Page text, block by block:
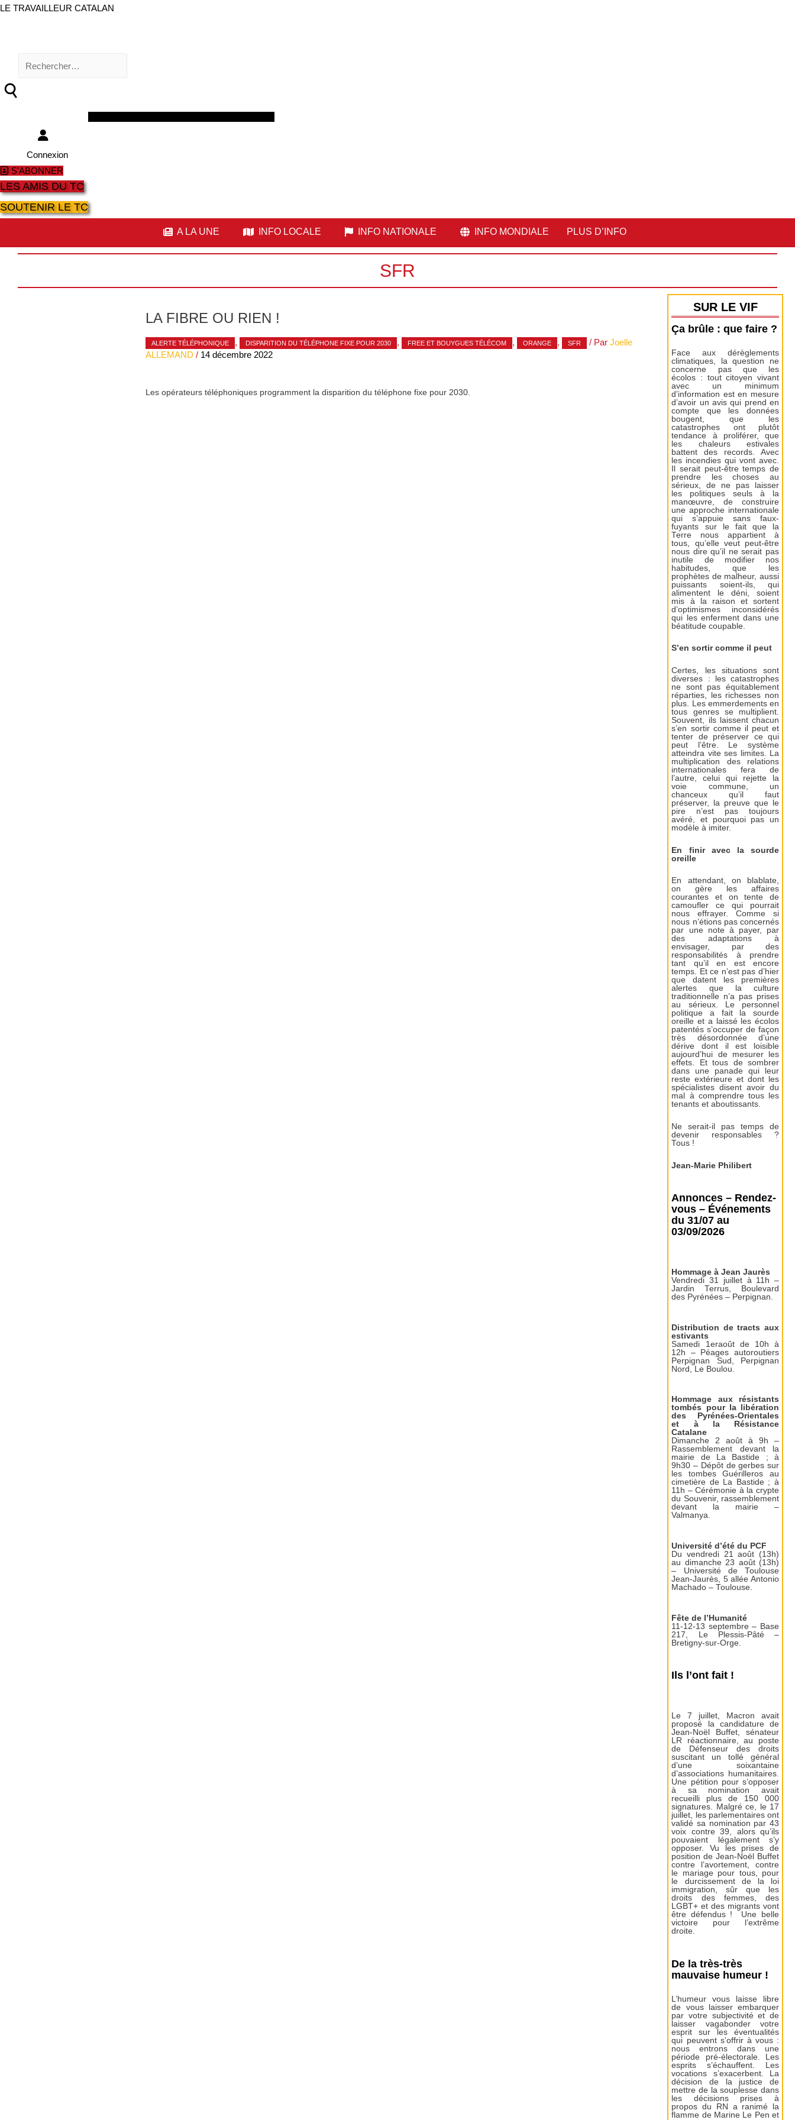
LE TRAVAILLEUR CATALAN
Rechercher :
Connexion
S'ABONNER
LES AMIS DU TC
SOUTENIR LE TC
A LA UNE INFO LOCALE INFO NATIONALE INFO MONDIALE PLUS D’INFO
SFR
LA FIBRE OU RIEN !
ALERTE TÉLÉPHONIQUE , DISPARITION DU TÉLÉPHONE FIXE POUR 2030 , FREE ET BOUYGUES TÉLÉCOM , ORANGE , SFR / Par Joelle
ALLEMAND / 14 décembre 2022
Les opérateurs téléphoniques programment la disparition du téléphone fixe pour 2030.
SUR LE VIF
Ça brûle : que faire ?
Face aux dérèglements
climatiques, la question ne
concerne pas que les
écolos : tout citoyen vivant
avec un minimum
d’information est en mesure
d’avoir un avis qui prend en
compte que les données
bougent, que les
catastrophes ont plutôt
tendance à proliférer, que
les chaleurs estivales
battent des records. Avec
les incendies qui vont avec.
Il serait peut-être temps de
prendre les choses au
sérieux, de ne pas laisser
les politiques seuls à la
manœuvre, de construire
une approche internationale
qui s’appuie sans faux-
fuyants sur le fait que la
Terre nous appartient à
tous, qu’elle veut peut-être
nous dire qu’il ne serait pas
inutile de modifier nos
habitudes, que les
prophètes de malheur, aussi
puissants soient-ils, qui
alimentent le déni, soient
mis à la raison et sortent
d’optimismes inconsidérés
qui les enferment dans une
béatitude coupable.
S’en sortir comme il peut
Certes, les situations sont
diverses : les catastrophes
ne sont pas équitablement
réparties, les richesses non
plus. Les emmerdements en
tous genres se multiplient.
Souvent, ils laissent chacun
s’en sortir comme il peut et
tenter de préserver ce qui
peut l’être. Le système
atteindra vite ses limites. La
multiplication des relations
internationales fera de
l’autre, celui qui rejette la
voie commune, un
chanceux qu’il faut
préserver, la preuve que le
pire n’est pas toujours
avéré, et pourquoi pas un
modèle à imiter.
En finir avec la sourde
oreille
En attendant, on blablate,
on gère les affaires
courantes et on tente de
camoufler ce qui pourrait
nous effrayer. Comme si
nous n’étions pas concernés
par une note à payer, par
des adaptations à
envisager, par des
responsabilités à prendre
tant qu’il en est encore
temps. Et ce n’est pas d’hier
que datent les premières
alertes que la culture
traditionnelle n’a pas prises
au sérieux. Le personnel
politique a fait la sourde
oreille et a laissé les écolos
patentés s’occuper de façon
très désordonnée d’une
dérive dont il est loisible
aujourd’hui de mesurer les
effets. Et tous de sombrer
dans une panade qui leur
reste extérieure et dont les
spécialistes disent avoir du
mal à comprendre tous les
tenants et aboutissants.
Ne serait-il pas temps de
devenir responsables ?
Tous !
Jean-Marie Philibert
Annonces – Rendez-
vous – Événements
du 31/07 au
03/09/2026
Hommage à Jean Jaurès
Vendredi 31 juillet à 11h –
Jardin Terrus, Boulevard
des Pyrénées – Perpignan.
Distribution de tracts aux
estivants
Samedi 1eraoût de 10h à
12h – Péages autoroutiers
Perpignan Sud, Perpignan
Nord, Le Boulou.
Hommage aux résistants
tombés pour la libération
des Pyrénées-Orientales
et à la Résistance
Catalane
Dimanche 2 août à 9h –
Rassemblement devant la
mairie de La Bastide ; à
9h30 – Dépôt de gerbes sur
les tombes Guérilleros au
cimetière de La Bastide ; à
11h – Cérémonie à la crypte
du Souvenir, rassemblement
devant la mairie –
Valmanya.
Université d’été du PCF
Du vendredi 21 août (13h)
au dimanche 23 août (13h)
– Université de Toulouse
Jean-Jaurès, 5 allée Antonio
Machado – Toulouse.
Fête de l’Humanité
11-12-13 septembre – Base
217, Le Plessis-Pâté –
Bretigny-sur-Orge.
Ils l’ont fait !
Le 7 juillet, Macron avait
proposé la candidature de
Jean-Noël Buffet, sénateur
LR réactionnaire, au poste
de Défenseur des droits
suscitant un tollé général
d’une soixantaine
d’associations humanitaires.
Une pétition pour s’opposer
à sa nomination avait
recueilli plus de 150 000
signatures. Malgré ce, le 17
juillet, les parlementaires ont
validé sa nomination par 43
voix contre 39, alors qu’ils
pouvaient légalement s’y
opposer. Vu les prises de
position de Jean-Noël Buffet
contre l’avortement, contre
le mariage pour tous, pour
le durcissement de la loi
immigration, sûr que les
droits des femmes, des
LGBT+ et des migrants vont
être défendus ! Une belle
victoire pour l’extrême
droite.
De la très-très
mauvaise humeur !
L’humeur vous laisse libre
de vous laisser embarquer
par votre subjectivité et de
laisser vagabonder votre
esprit sur les éventualités
qui peuvent s’offrir à vous :
nous entrons dans une
période pré-électorale. Les
esprits s’échauffent. Les
vocations s’exacerbent. La
décision de la justice de
mettre de la souplesse dans
les décisions prises à
propos du RN a ranimé la
flamme de Marine Le Pen et